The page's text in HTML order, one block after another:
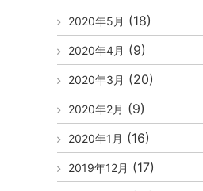
2020年5月 (18)
2020年4月 (9)
2020年3月 (20)
2020年2月 (9)
2020年1月 (16)
2019年12月 (17)